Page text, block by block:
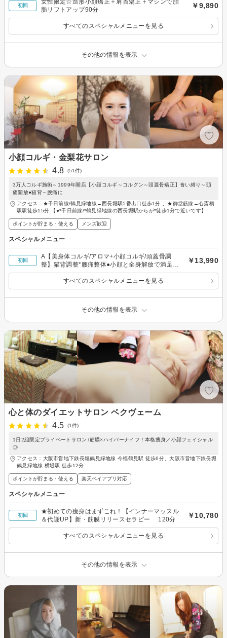
初回
女性限定☆造形小顔矯正＋肩首矯正＋マシンで脂
肪リフトアップ90分
￥9,890
すべてのスペシャルメニューを見る
その他の情報を表示
小顔コルギ・金梨花サロン
4.8
(51件)
3万人コルギ施術～1999年開店【小顔コルギ～コルグン～頭蓋骨矯正】食い縛り～頭
痛開放●猫背～腰痛に
アクセス：★千日前線/鶴見緑地線→西長堀駅5番出口徒歩1分 、★御堂筋線→心斎橋
駅駅徒歩15分 【●*千日前線/*鶴見緑地線の西長堀駅からが*徒歩1分で近いです】
ポイントが貯まる・使える メンズ歓迎
スペシャルメニュー
初回
A【美身体コルギ/アロマ+小顔コルギ/頭蓋骨調
整】猫背調整*腰痛整体●小顔と全身解放で満足度
Up！
￥13,990
すべてのスペシャルメニューを見る
その他の情報を表示
心と体のダイエットサロン ベクヴェーム
4.5
(1件)
1日2組限定プライベートサロン♪筋膜×ハイパーナイフ！本格痩身／小顔フェイシャル
◎
アクセス：大阪市営地下鉄長堀鶴見緑地線 今福鶴見駅 徒歩6分、大阪市営地下鉄長堀
鶴見緑地線 横堤駅 徒歩12分
ポイントが貯まる・使える 楽天ペイアプリ対応
スペシャルメニュー
初回
★初めての痩身はまずこれ！【インナーマッスル
＆代謝UP】新・筋膜リリースセラピー 120分
￥10,780
すべてのスペシャルメニューを見る
その他の情報を表示